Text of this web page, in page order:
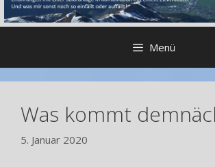
Menü
Was kommt
5. Januar 2020